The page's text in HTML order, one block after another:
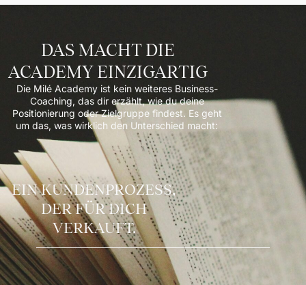
DAS MACHT DIE
ACADEMY EINZIGARTIG
Die Milé Academy ist kein weiteres Business-
Coaching, das dir erzählt, wie du deine
Positionierung oder Zielgruppe findest. Es geht
um das, was wirklich den Unterschied macht:
EIN KUNDENPROZESS,
DER FÜR DICH
VERKAUFT.